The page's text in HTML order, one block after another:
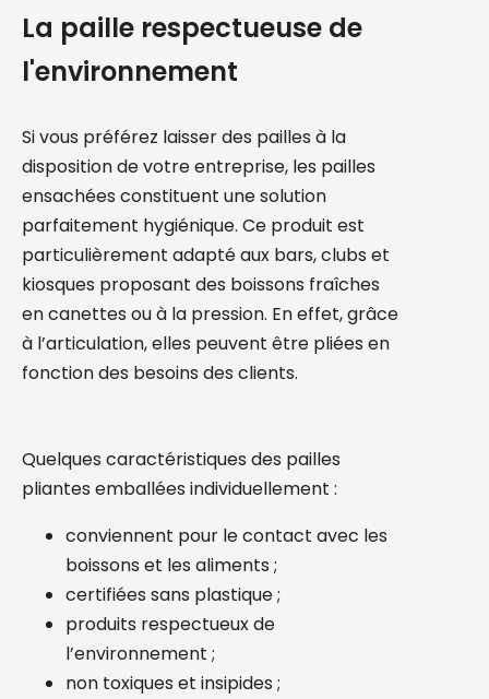
La paille respectueuse de
l'environnement
Si vous préférez laisser des pailles à la
disposition de votre entreprise, les pailles
ensachées constituent une solution
parfaitement hygiénique. Ce produit est
particulièrement adapté aux bars, clubs et
kiosques proposant des boissons fraîches
en canettes ou à la pression. En effet, grâce
à l’articulation, elles peuvent être pliées en
fonction des besoins des clients.
Quelques caractéristiques des pailles
pliantes emballées individuellement :
conviennent pour le contact avec les
boissons et les aliments ;
certifiées sans plastique ;
produits respectueux de
l’environnement ;
non toxiques et insipides ;